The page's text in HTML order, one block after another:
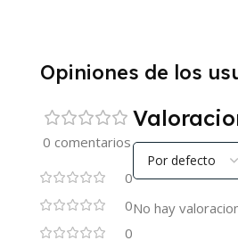
Opiniones de los
0 comentarios
0
0
0
No hay